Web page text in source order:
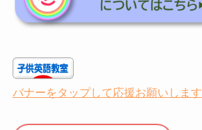
バナーをタップして応援お願いします